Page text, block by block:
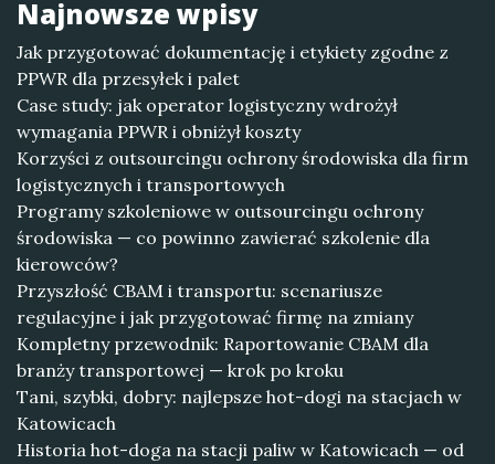
Najnowsze wpisy
Jak przygotować dokumentację i etykiety zgodne z
PPWR dla przesyłek i palet
Case study: jak operator logistyczny wdrożył
wymagania PPWR i obniżył koszty
Korzyści z outsourcingu ochrony środowiska dla firm
logistycznych i transportowych
Programy szkoleniowe w outsourcingu ochrony
środowiska — co powinno zawierać szkolenie dla
kierowców?
Przyszłość CBAM i transportu: scenariusze
regulacyjne i jak przygotować firmę na zmiany
Kompletny przewodnik: Raportowanie CBAM dla
branży transportowej — krok po kroku
Tani, szybki, dobry: najlepsze hot-dogi na stacjach w
Katowicach
Historia hot-doga na stacji paliw w Katowicach — od